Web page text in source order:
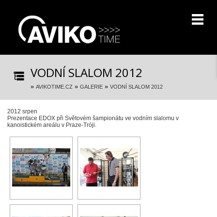
VODNÍ SLALOM 2012
» AVIKOTIME.CZ » GALERIE » VODNÍ SLALOM 2012
2012 srpen
Prezentace EDOX při Světovém šampionátu ve vodním slalomu v
kanoistickém areálu v Praze-Tróji.